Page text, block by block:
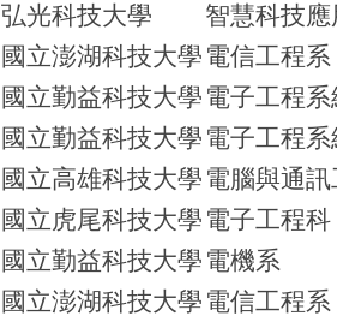
弘光科技大學
智慧科技應
國立澎湖科技大學 電信工程系
國立勤益科技大學 電子工程
國立勤益科技大學 電子工程
國立高雄科技大學 電腦與通
國立虎尾科技大學 電子工程科
國立勤益科技大學 電機系
國立澎湖科技大學 電信工程系